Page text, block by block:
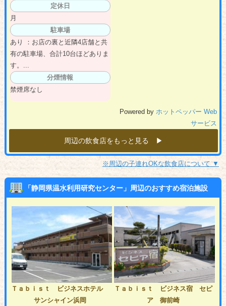
定休日
月
駐車場
あり ：お店の裏と近隣4店舗と共
有の駐車場、合計10台ほどありま
す。...
分煙情報
禁煙席なし
Powered by ホットペッパー Web
サービス
周辺の飲食店をもっと見る ▶︎
※周辺の子連れOKな飲食店について ▼
「静岡県温水利用研究センター」周辺のおすすめ宿泊施設
Ｔａｂｉｓｔ ビジネスホテル
サンシャイン浜岡
Ｔａｂｉｓｔ ビジネス宿 セピ
ア 御前崎